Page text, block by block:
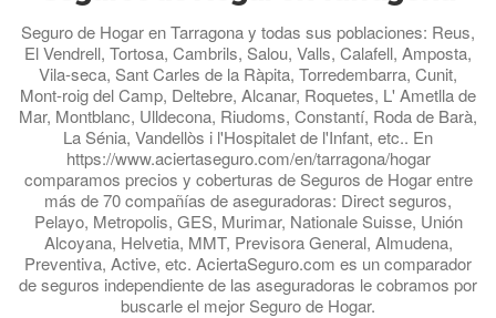
Seguro de Hogar en Tarragona y todas sus poblaciones: Reus,
El Vendrell, Tortosa, Cambrils, Salou, Valls, Calafell, Amposta,
Vila-seca, Sant Carles de la Ràpita, Torredembarra, Cunit,
Mont-roig del Camp, Deltebre, Alcanar, Roquetes, L' Ametlla de
Mar, Montblanc, Ulldecona, Riudoms, Constantí, Roda de Barà,
La Sénia, Vandellòs i l'Hospitalet de l'Infant, etc.. En
https://www.aciertaseguro.com/en/tarragona/hogar
comparamos precios y coberturas de Seguros de Hogar entre
más de 70 compañías de aseguradoras: Direct seguros,
Pelayo, Metropolis, GES, Murimar, Nationale Suisse, Unión
Alcoyana, Helvetia, MMT, Previsora General, Almudena,
Preventiva, Active, etc. AciertaSeguro.com es un comparador
de seguros independiente de las aseguradoras le cobramos por
buscarle el mejor Seguro de Hogar.